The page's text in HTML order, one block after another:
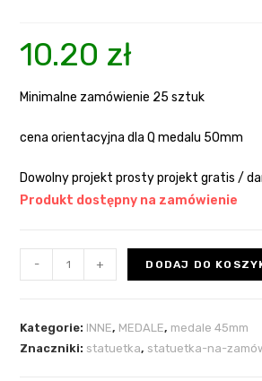
10.20 zł
Minimalne zamówienie 25 sztuk
cena orientacyjna dla Q medalu 50mm
Dowolny projekt prosty projekt gratis /
Produkt dostępny na zamówienie
- + DODAJ DO
Kategorie: INNE, MEDALE, medale 45mm
Znaczniki: statuetka, statuetka-na-